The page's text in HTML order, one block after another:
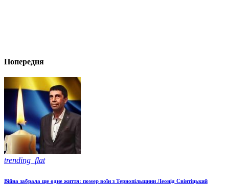
Попередня
trending_flat
Війна забрала ще одне життя: помер воїн з Тернопільщини Леонід Свінтіцький